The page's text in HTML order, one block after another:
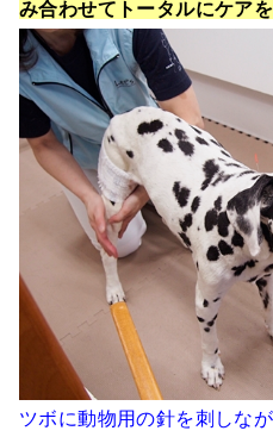
み合わせてトータルにケア
ツボに動物用の針を刺しな